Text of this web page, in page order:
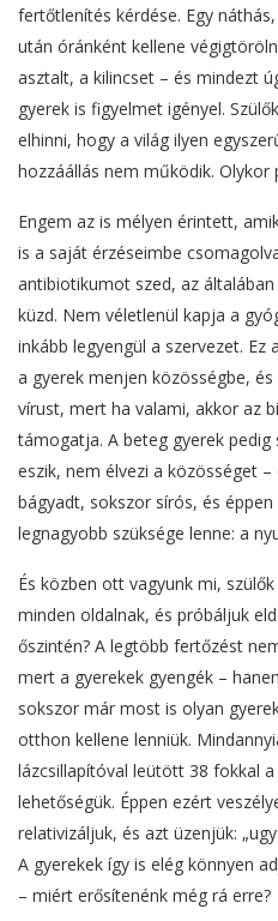
fertőtlenítés kérdése. Egy
után óránként kellene
asztalt, a kilincset – és mindezt
gyerek is figyelmet igényel.
elhinni, hogy a világ ilyen
hozzáállás nem működik. Olykor
Engem az is mélyen érintett,
is a saját érzéseimbe
antibiotikumot szed, az
küzd. Nem véletlenül kapja a
inkább legyengül a szervezet.
a gyerek menjen közösségbe,
vírust, mert ha valami, akkor az
támogatja. A beteg gyerek
eszik, nem élvezi a közösséget
bágyadt, sokszor sírós, és
legnagyobb szüksége lenne: a
És közben ott vagyunk mi,
minden oldalnak, és próbáljuk
őszintén? A legtöbb fertőzést
mert a gyerekek gyengék –
sokszor már most is olyan
otthon kellene lenniük.
lázcsillapítóval leütött 38 fokkal
lehetőségük. Éppen ezért
relativizáljuk, és azt üzenjük:
A gyerekek így is elég könnyen
– miért erősítenénk még rá erre?